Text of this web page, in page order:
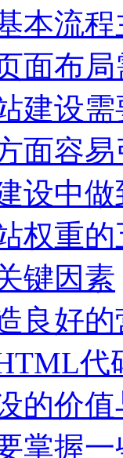
本流
面布
建设
面容
设中
权重
键因素
良好
代
的价
掌握